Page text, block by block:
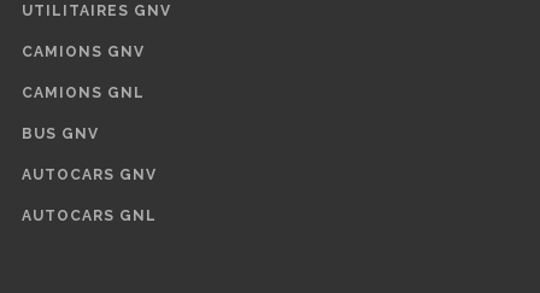
UTILITAIRES GNV
CAMIONS GNV
CAMIONS GNL
BUS GNV
AUTOCARS GNV
AUTOCARS GNL